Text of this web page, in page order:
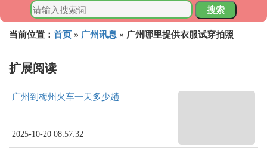
搜索
当前位置： 首页 » 广州讯息 » 广州哪里提供衣服试穿拍照
扩展阅读
广州到梅州火车一天多少趟
2025-10-20 08:57:32